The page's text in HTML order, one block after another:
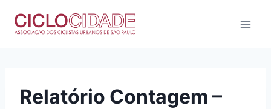
para
Relatório Contagem –